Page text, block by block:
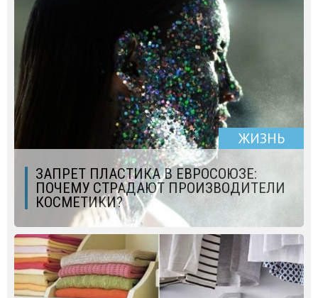
ЖИЗНЬ
ЗАПРЕТ ПЛАСТИКА В ЕВРОСОЮЗЕ:
ПОЧЕМУ СТРАДАЮТ ПРОИЗВОДИТЕЛИ
КОСМЕТИКИ?